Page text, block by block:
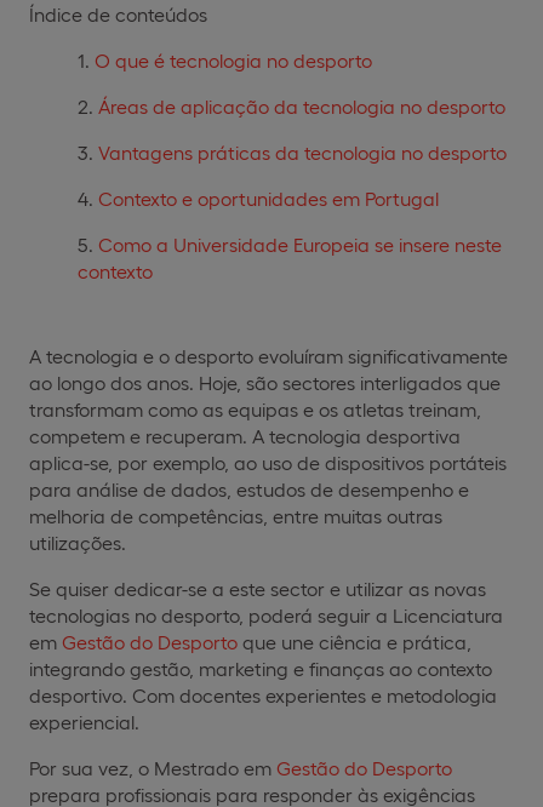
Índice de conteúdos
O que é tecnologia no desporto
Áreas de aplicação da tecnologia no desporto
Vantagens práticas da tecnologia no desporto
Contexto e oportunidades em Portugal
Como a Universidade Europeia se insere neste
contexto
A tecnologia e o desporto evoluíram significativamente
ao longo dos anos. Hoje, são sectores interligados que
transformam como as equipas e os atletas treinam,
competem e recuperam. A tecnologia desportiva
aplica-se, por exemplo, ao uso de dispositivos portáteis
para análise de dados, estudos de desempenho e
melhoria de competências, entre muitas outras
utilizações.
Se quiser dedicar-se a este sector e utilizar as novas
tecnologias no desporto, poderá seguir a Licenciatura
em Gestão do Desporto que une ciência e prática,
integrando gestão, marketing e finanças ao contexto
desportivo. Com docentes experientes e metodologia
experiencial.
Por sua vez, o Mestrado em Gestão do Desporto
prepara profissionais para responder às exigências